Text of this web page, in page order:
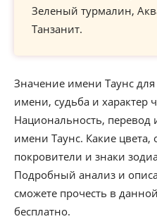
Зеленый турмалин,
Танзанит.
Значение имени Таунс
имени, судьба и характер
Национальность,
имени Таунс. Какие цвета,
покровители и знаки
Подробный анализ и
сможете прочесть в
бесплатно.